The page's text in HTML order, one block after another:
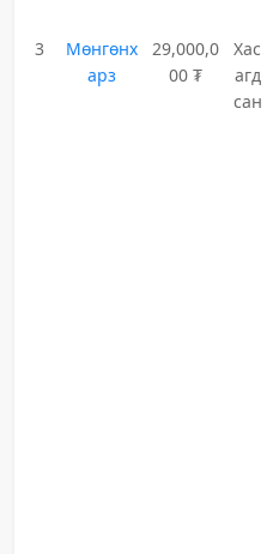
3
Мөнгөнх
арз
29,000,0
00 ₮
Хас
агд
сан